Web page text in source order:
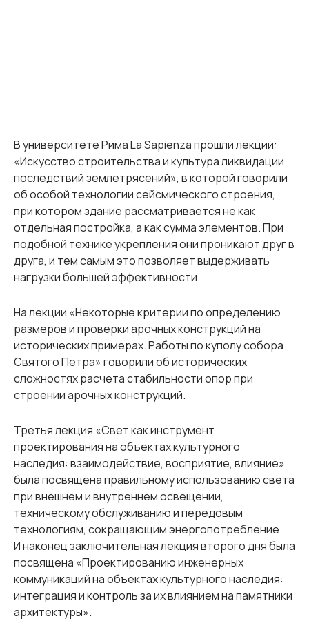
В университете Рима La Sapienza прошли лекции:
«Искусство строительства и культура ликвидации
последствий землетрясений», в которой говорили
об особой технологии сейсмического строения,
при котором здание рассматривается не как
отдельная постройка, а как сумма элементов. При
подобной технике укрепления они проникают друг в
друга, и тем самым это позволяет выдерживать
нагрузки большей эффективности.
На лекции «Некоторые критерии по определению
размеров и проверки арочных конструкций на
исторических примерах. Работы по куполу собора
Святого Петра» говорили об исторических
сложностях расчета стабильности опор при
строении арочных конструкций.
Третья лекция «Свет как инструмент
проектирования на объектах культурного
наследия: взаимодействие, восприятие, влияние»
была посвящена правильному использованию света
при внешнем и внутреннем освещении,
техническому обслуживанию и передовым
технологиям, сокращающим энергопотребление.
И наконец заключительная лекция второго дня была
посвящена «Проектированию инженерных
коммуникаций на объектах культурного наследия:
интеграция и контроль за их влиянием на памятники
архитектуры».